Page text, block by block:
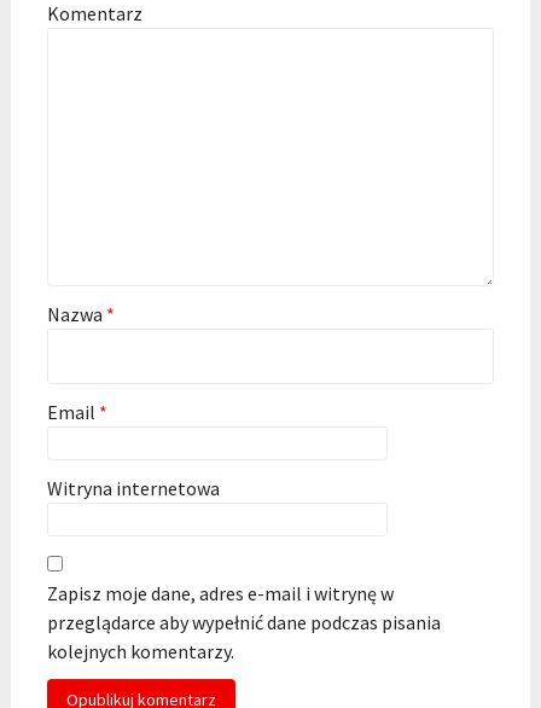
Komentarz
Nazwa *
Email *
Witryna internetowa
Zapisz moje dane, adres e-mail i witrynę w
przeglądarce aby wypełnić dane podczas pisania
kolejnych komentarzy.